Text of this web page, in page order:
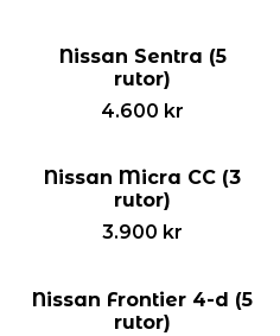
Nissan Sentra (5
rutor)
4.600 kr
Nissan Micra CC (3
rutor)
3.900 kr
Nissan Frontier 4-d (5
rutor)